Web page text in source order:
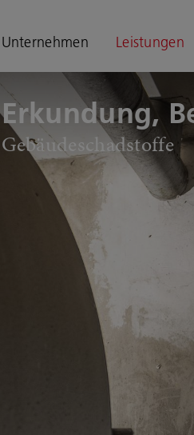
Unternehmen Leistungen
Erkundung,
Ge­bäu­de­schad­stof­fe